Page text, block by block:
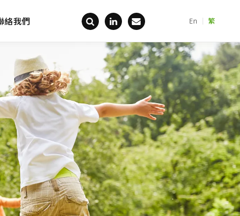
絡我們 En 繁